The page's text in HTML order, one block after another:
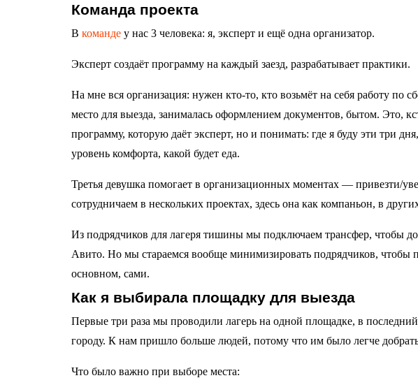
Команда проекта
В команде у нас 3 человека: я, эксперт и ещё одна организатор.
Эксперт создаёт программу на каждый заезд, разрабатывает практики.
На мне вся организация: нужен кто-то, кто возьмёт на себя работу по
место для выезда, занималась оформлением документов, бытом. Это,
программу, которую даёт эксперт, но и понимать: где я буду эти три
уровень комфорта, какой будет еда.
Третья девушка помогает в организационных моментах — привезти/
сотрудничаем в нескольких проектах, здесь она как компаньон, в
Из подрядчиков для лагеря тишины мы подключаем трансфер, чтобы
Авито. Но мы стараемся вообще минимизировать подрядчиков, чтобы
основном, сами.
Как я выбирала площадку для выезда
Первые три раза мы проводили лагерь на одной площадке, в
городу. К нам пришло больше людей, потому что им было легче
Что было важно при выборе места: